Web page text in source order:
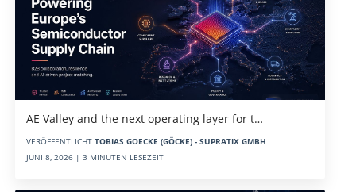
AE Valley and the next operating layer for t…
VERÖFFENTLICHT TOBIAS GOECKE (GÖCKE) - SUPRATIX GMBH
JUNI 8, 2026 | 3 MINUTEN LESEZEIT